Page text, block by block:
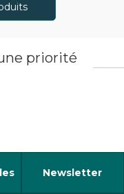
priorité
Newsletter